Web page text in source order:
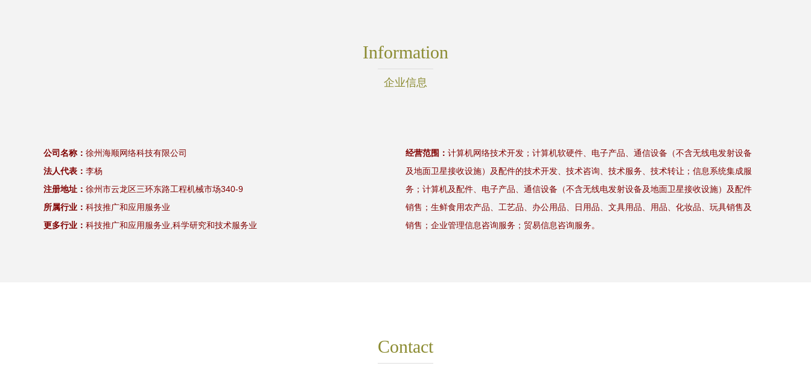
Information
企业信息
公司名称： 徐州海顺网络科技有限公司
法人代表： 李杨
注册地址： 徐州市云龙区三环东路工程机械市场340-9
所属行业： 科技推广和应用服务业
更多行业： 科技推广和应用服务业,科学研究和技术服务业
经营范围： 计算机网络技术开发；计算机软硬件、电子产品、通信设备（不含无线电发射设备
及地面卫星接收设施）及配件的技术开发、技术咨询、技术服务、技术转让；信息系统集成服
务；计算机及配件、电子产品、通信设备（不含无线电发射设备及地面卫星接收设施）及配件
销售；生鲜食用农产品、工艺品、办公用品、日用品、文具用品、用品、化妆品、玩具销售及
销售；企业管理信息咨询服务；贸易信息咨询服务。
Contact